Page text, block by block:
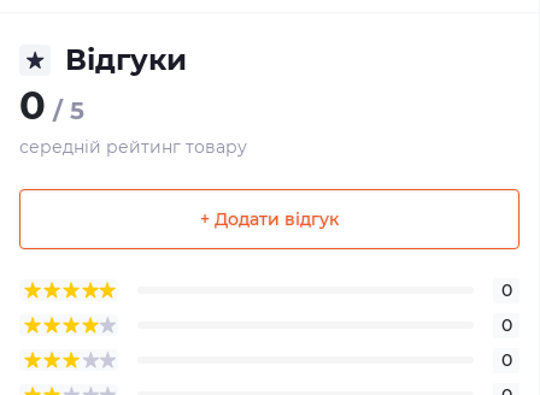
Відгуки
0 / 5
середній рейтинг товару
+ Додати відгук
0
0
0